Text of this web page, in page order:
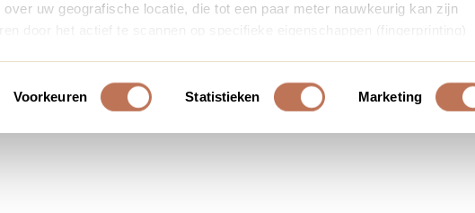
uw geografische locatie, die tot een paar meter nauwkeurig kan zijn
door het actief te scannen op specifieke eigenschappen (fingerprinting)
Voorkeuren Statistieken Marketing